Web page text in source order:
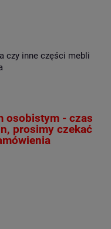
czy inne części mebli
osobistym - czas
prosimy czekać